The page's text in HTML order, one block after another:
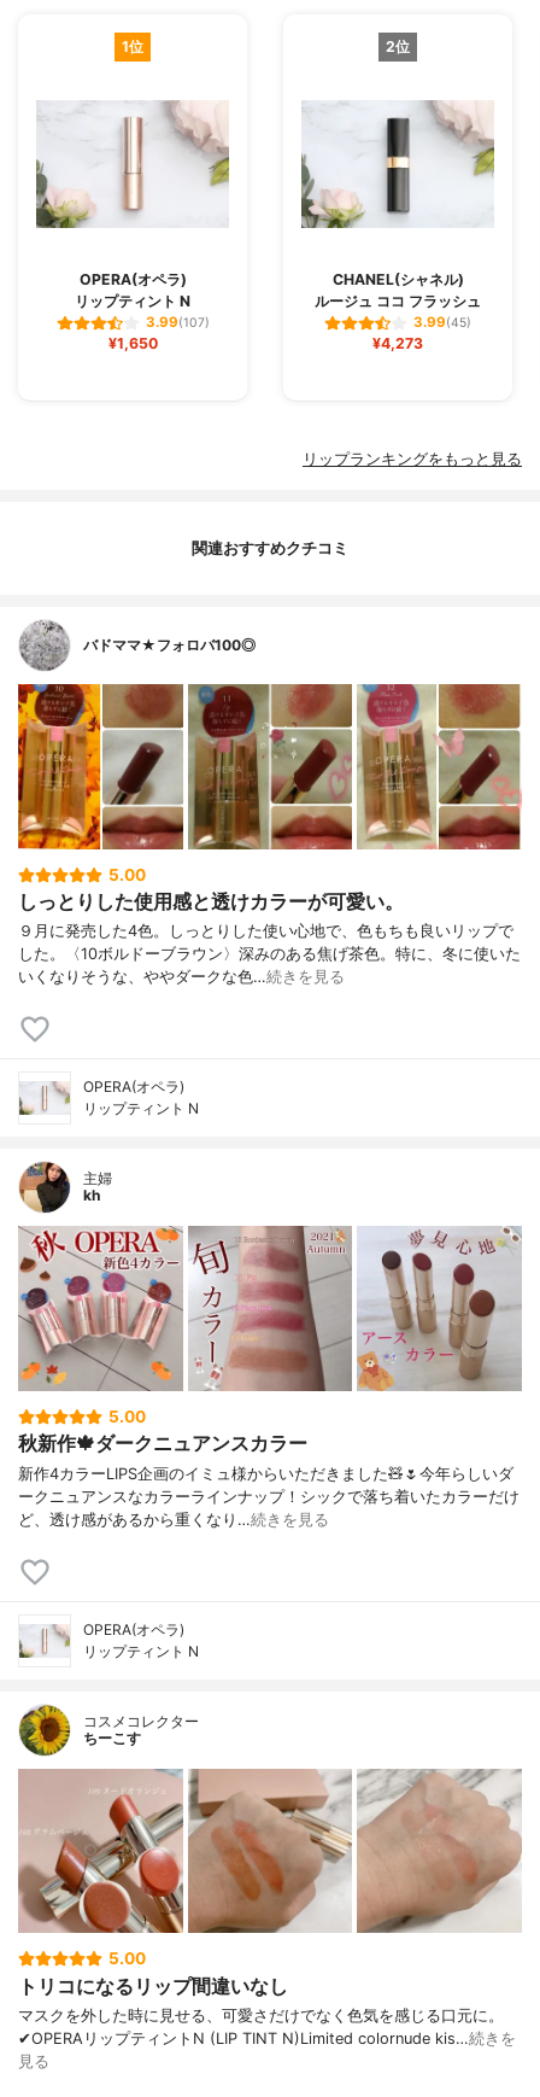
1位
OPERA(オペラ)
リップティント N
3.99(107)
¥1,650
2位
CHANEL(シャネル)
ルージュ ココ フラッシュ
3.99(45)
¥4,273
リップランキングをもっと見る
関連おすすめクチコミ
バドママ★フォロバ100◎
5.00
しっとりした使用感と透けカラーが可愛い。
９月に発売した4色。しっとりした使い心地で、色もちも良いリップで
した。〈10ボルドーブラウン〉深みのある焦げ茶色。特に、冬に使いた
いくなりそうな、ややダークな色…続きを見る
OPERA(オペラ)
リップティント N
主婦
kh
5.00
秋新作🍁ダークニュアンスカラー
新作4カラーLIPS企画のイミュ様からいただきました🧸🌷今年らしいダ
ークニュアンスなカラーラインナップ！シックで落ち着いたカラーだけ
ど、透け感があるから重くなり…続きを見る
OPERA(オペラ)
リップティント N
コスメコレクター
ちーこす
5.00
トリコになるリップ間違いなし
マスクを外した時に見せる、可愛さだけでなく色気を感じる口元に。
✔︎OPERAリップティントN (LIP TINT N)Limited colornude kis…続きを
見る